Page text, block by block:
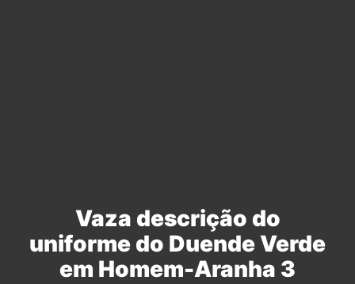
Vaza descrição do
uniforme do Duende Verde
em Homem-Aranha 3